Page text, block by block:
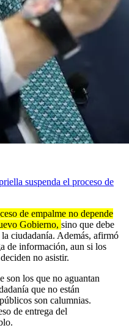
suspenda el proceso de
de empalme no depende
Gobierno, sino que debe
ciudadanía. Además, afirmó
de información, aun si los
no asistir.
son los que no aguantan
que no están
son calumnias.
de entrega del